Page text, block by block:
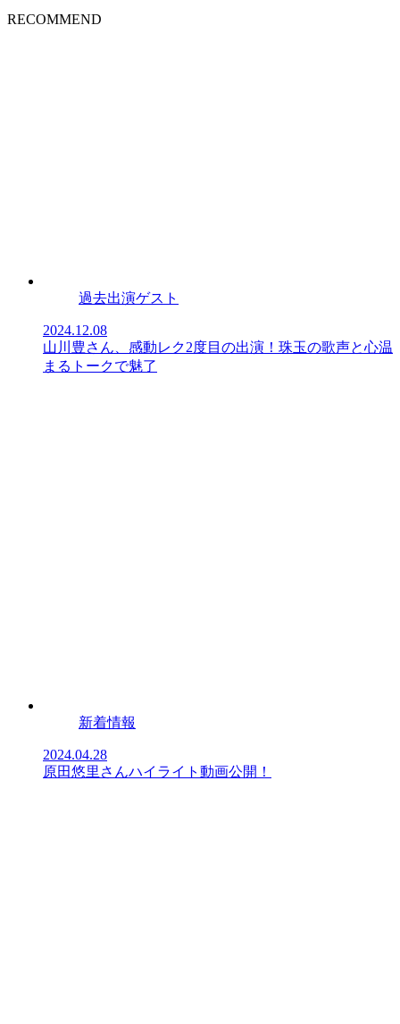
RECOMMEND
過去出演ゲスト
2024.12.08
山川豊さん、感動レク2度目の出演！珠玉の歌声と心温
まるトークで魅了
新着情報
2024.04.28
原田悠里さんハイライト動画公開！